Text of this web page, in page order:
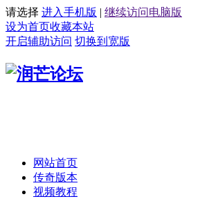
请选择 进入手机版 | 继续访问电脑版
设为首页收藏本站
开启辅助访问 切换到宽版
网站首页
传奇版本
视频教程